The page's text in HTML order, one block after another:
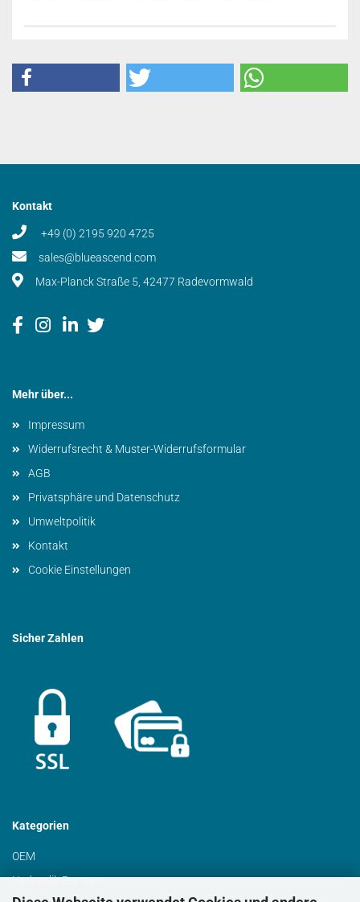
Kontakt
+49 (0) 2195 920 4725
sales@blueascend.com
Max-Planck Straße 5, 42477 Radevormwald
Mehr über...
Impressum
Widerrufsrecht & Muster-Widerrufsformular
AGB
Privatsphäre und Datenschutz
Umweltpolitik
Kontakt
Cookie Einstellungen
Sicher Zahlen
Kategorien
OEM
Hydraulik Pumpe